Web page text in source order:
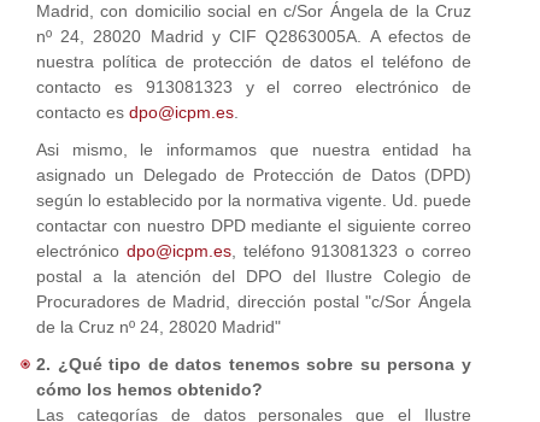
Madrid, con domicilio social en c/Sor Ángela de la Cruz
nº 24, 28020 Madrid y CIF Q2863005A. A efectos de
nuestra política de protección de datos el teléfono de
contacto es 913081323 y el correo electrónico de
contacto es dpo@icpm.es.
Asi mismo, le informamos que nuestra entidad ha
asignado un Delegado de Protección de Datos (DPD)
según lo establecido por la normativa vigente. Ud. puede
contactar con nuestro DPD mediante el siguiente correo
electrónico dpo@icpm.es, teléfono 913081323 o correo
postal a la atención del DPO del Ilustre Colegio de
Procuradores de Madrid, dirección postal "c/Sor Ángela
de la Cruz nº 24, 28020 Madrid"
2. ¿Qué tipo de datos tenemos sobre su persona y
cómo los hemos obtenido?
Las categorías de datos personales que el Ilustre